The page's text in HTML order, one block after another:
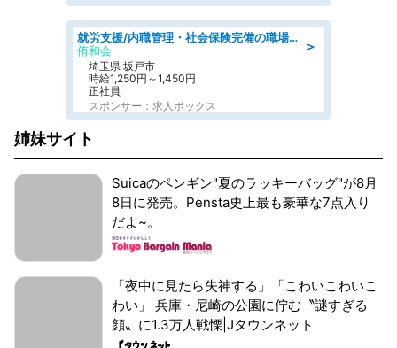
＞
就労支援/内職管理・社会保険完備の職場で生活支援員
侑和会
埼玉県 坂戸市
時給1,250円～1,450円
正社員
スポンサー：求人ボックス
姉妹サイト
Suicaのペンギン"夏のラッキーバッグ"が8月
8日に発売。Pensta史上最も豪華な7点入り
だよ~。
「夜中に見たら失神する」「こわいこわいこ
わい」 兵庫・尼崎の公園に佇む〝謎すぎる
顔〟に1.3万人戦慄|Jタウンネット